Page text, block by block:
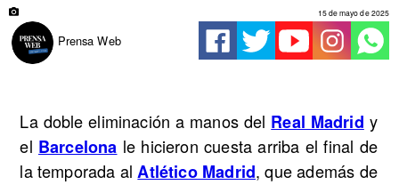
Prensa Web
15 de mayo de 2025
La doble eliminación a manos del Real Madrid y
el Barcelona le hicieron cuesta arriba el final de
la temporada al Atlético Madrid, que además de